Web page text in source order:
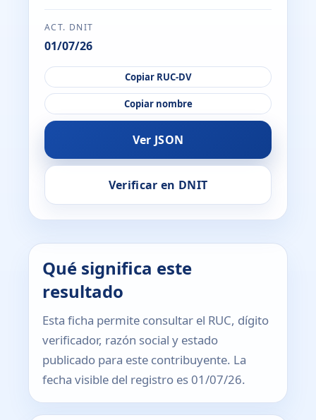
ACT. DNIT
01/07/26
Copiar RUC-DV
Copiar nombre
Ver JSON
Verificar en DNIT
Qué significa este
resultado
Esta ficha permite consultar el RUC, dígito
verificador, razón social y estado
publicado para este contribuyente. La
fecha visible del registro es 01/07/26.